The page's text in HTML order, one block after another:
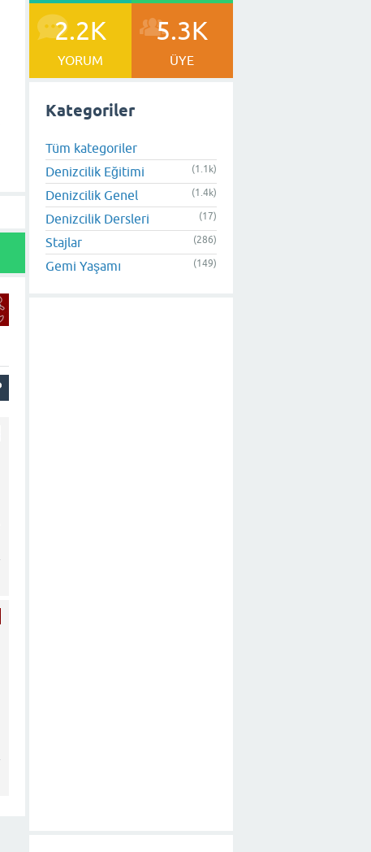
2.2K
YORUM
5.3K
ÜYE
Kategoriler
Tüm kategoriler
Denizcilik Eğitimi
(1.1k)
Denizcilik Genel (1.4k)
Denizcilik Dersleri (17)
Stajlar (286)
Gemi Yaşamı (149)